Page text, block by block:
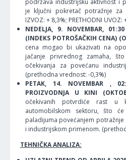
podržava industrijsku aktivnost i
je ključni pokretač potražnje za
IZVOZ: + 8,3%; PRETHODNI UVOZ:
NEDELJA, 9. NOVEMBAR,
(INDEKS POTROŠAČKIH CENA)
cena mogao bi ukazivati na
jačanje privrednog zamaha,
očekivanja za povećanu
(prethodna vrednost: -0,3%)
PETAK, 14. NOVEMBAR ,
PROIZVODNJA U KINI
očekivanih potvrdiće rast u
automobilskom sektoru, što
paladijuma povećanjem
i industrijskom primenom.
TEHNIČKA ANALIZA: